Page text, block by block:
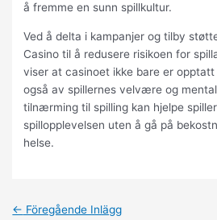
å fremme en sunn spillkultur.
Ved å delta i kampanjer og tilby
Casino til å redusere risikoen for
viser at casinoet ikke bare er
også av spillernes velvære og
tilnærming til spilling kan hjelpe
spillopplevelsen uten å gå på
helse.
← Föregående Inlägg